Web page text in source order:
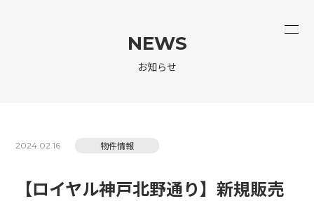
NEWS
お知らせ
2024.02.16 物件情報
【ロイヤル神戸北野通り】新規販売